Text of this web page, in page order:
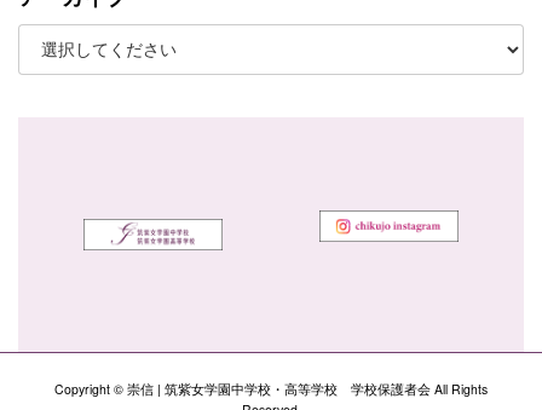
Copyright © 崇信 | 筑紫女学園中学校・高等学校 学校保護者会 All Rights